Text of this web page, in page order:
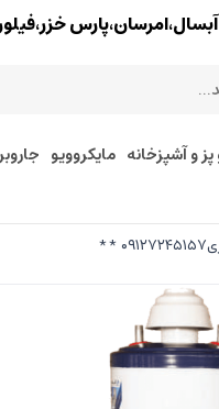
و آشپزخانه مایکروویو